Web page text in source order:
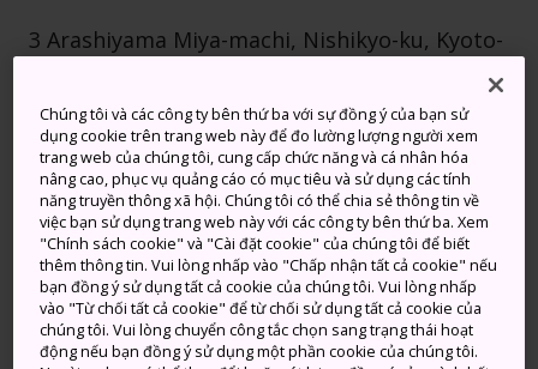
3 Arashiyama Miya-machi, Nishikyo-ku, Kyoto-
Xem trên Google Maps
Nhận Thông tin Quá cảnh
TỪ KHÓA BẢN ĐỒ
Những khu vườn tinh xảo mà
Chúng tôi và các công ty bên thứ ba với sự đồng ý của bạn sử
dụng cookie trên trang web này để đo lường lượng người xem
trang web của chúng tôi, cung cấp chức năng và cá nhân hóa
nâng cao, phục vụ quảng cáo có mục tiêu và sử dụng các tính
năng truyền thông xã hội. Chúng tôi có thể chia sẻ thông tin về
việc bạn sử dụng trang web này với các công ty bên thứ ba. Xem
"Chính sách cookie" và "Cài đặt cookie" của chúng tôi để biết
thêm thông tin. Vui lòng nhấp vào "Chấp nhận tất cả cookie" nếu
bạn đồng ý sử dụng tất cả cookie của chúng tôi. Vui lòng nhấp
vào "Từ chối tất cả cookie" để từ chối sử dụng tất cả cookie của
chúng tôi. Vui lòng chuyển công tắc chọn sang trạng thái hoạt
động nếu bạn đồng ý sử dụng một phần cookie của chúng tôi.